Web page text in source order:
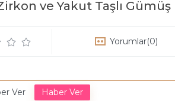
ve Yakut Taşlı
Yorumlar(0)
Ver